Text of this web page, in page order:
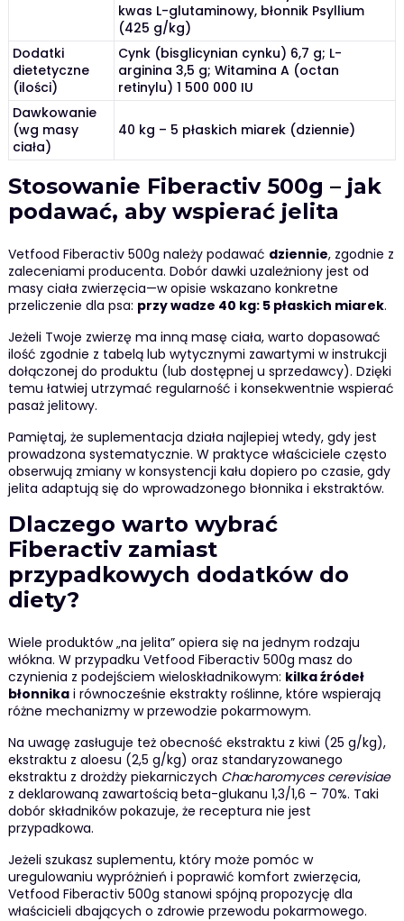
kwas L-glutaminowy, błonnik Psyllium
(425 g/kg)
Dodatki
dietetyczne
(ilości)
Cynk (bisglicynian cynku) 6,7 g; L-
arginina 3,5 g; Witamina A (octan
retinylu) 1 500 000 IU
Dawkowanie
(wg masy
ciała)
40 kg – 5 płaskich miarek (dziennie)
Stosowanie Fiberactiv 500g – jak
podawać, aby wspierać jelita
Vetfood Fiberactiv 500g należy podawać dziennie, zgodnie z
zaleceniami producenta. Dobór dawki uzależniony jest od
masy ciała zwierzęcia—w opisie wskazano konkretne
przeliczenie dla psa: przy wadze 40 kg: 5 płaskich miarek.
Jeżeli Twoje zwierzę ma inną masę ciała, warto dopasować
ilość zgodnie z tabelą lub wytycznymi zawartymi w instrukcji
dołączonej do produktu (lub dostępnej u sprzedawcy). Dzięki
temu łatwiej utrzymać regularność i konsekwentnie wspierać
pasaż jelitowy.
Pamiętaj, że suplementacja działa najlepiej wtedy, gdy jest
prowadzona systematycznie. W praktyce właściciele często
obserwują zmiany w konsystencji kału dopiero po czasie, gdy
jelita adaptują się do wprowadzonego błonnika i ekstraktów.
Dlaczego warto wybrać
Fiberactiv zamiast
przypadkowych dodatków do
diety?
Wiele produktów „na jelita” opiera się na jednym rodzaju
włókna. W przypadku Vetfood Fiberactiv 500g masz do
czynienia z podejściem wieloskładnikowym: kilka źródeł
błonnikai równocześnie ekstrakty roślinne, które wspierają
różne mechanizmy w przewodzie pokarmowym.
Na uwagę zasługuje też obecność ekstraktu z kiwi (25 g/kg),
ekstraktu z aloesu (2,5 g/kg) oraz standaryzowanego
ekstraktu z drożdży piekarniczych Chaсharomyces cerevisiae
z deklarowaną zawartością beta-glukanu 1,3/1,6 – 70%. Taki
dobór składników pokazuje, że receptura nie jest
przypadkowa.
Jeżeli szukasz suplementu, który może pomóc w
uregulowaniu wypróżnień i poprawić komfort zwierzęcia,
Vetfood Fiberactiv 500g stanowi spójną propozycję dla
właścicieli dbających o zdrowie przewodu pokarmowego.